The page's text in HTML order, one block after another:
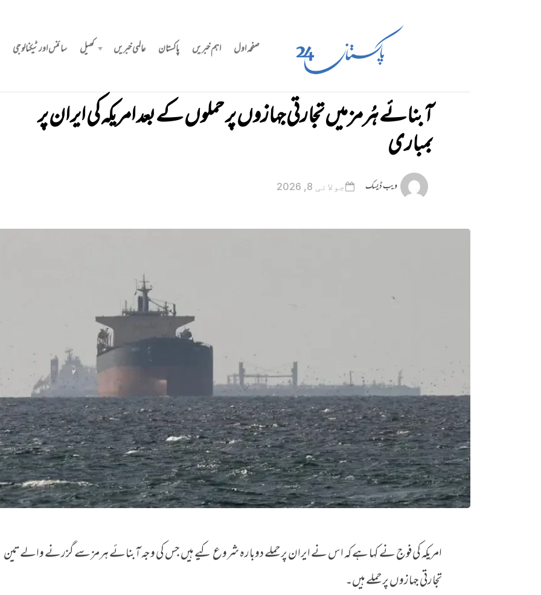
صفحہ اول اہم خبریں پاکستان عالمی خبریں کھیل سائنس اور ٹیکنالوجی
آبنائے ہُرمز میں تجارتی جہازوں پر حملوں کے بعد امریکہ کی ایران پر
بمباری
ویب ڈیسک جولائی 8, 2026
آبنائے ہُرمز میں تجارتی جہازوں پر حملوں کے بعد امریکہ کی ایران پر بمباری
امریکہ کی فوج نے کہا ہے کہ اس نے ایران پر حملے دوبارہ شروع کیے ہیں جس کی وجہ آبنائے ہرمز سے گزرنے والے تین
تجارتی جہازوں پر حملے ہیں۔